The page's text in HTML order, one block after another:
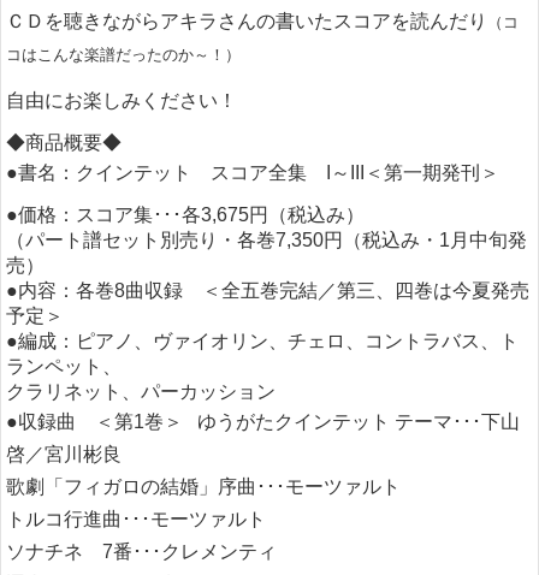
ＣＤを聴きながらアキラさんの書いたスコアを読んだり
（コ
コはこんな楽譜だったのか～！）
自由にお楽しみください！
◆商品概要◆
●書名：クインテット スコア全集 I～III＜第一期発刊＞
●価格：スコア集･･･各3,675円（税込み）
（パート譜セット別売り・各巻7,350円（税込み・1月中旬発
売）
●内容：各巻8曲収録 ＜全五巻完結／第三、四巻は今夏発売
予定＞
●編成：ピアノ、ヴァイオリン、チェロ、コントラバス、ト
ランペット、
クラリネット、パーカッション
●収録曲 ＜第1巻＞ ゆうがたクインテット テーマ･･･下山
啓／宮川彬良
歌劇「フィガロの結婚」序曲･･･モーツァルト
トルコ行進曲･･･モーツァルト
ソナチネ 7番･･･クレメンティ